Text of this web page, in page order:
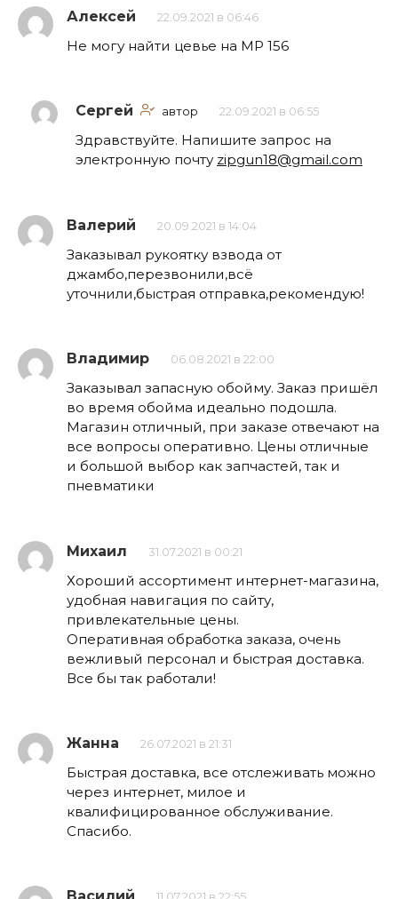
Алексей 22.09.2021 в 06:46
Не могу найти цевье на МР 156
Сергей автор 22.09.2021 в 06:55
Здравствуйте. Напишите запрос на
электронную почту zipgun18@gmail.com
Валерий 20.09.2021 в 14:04
Заказывал рукоятку взвода от
джамбо,перезвонили,всё
уточнили,быстрая отправка,рекомендую!
Владимир 06.08.2021 в 22:00
Заказывал запасную обойму. Заказ пришёл
во время обойма идеально подошла.
Магазин отличный, при заказе отвечают на
все вопросы оперативно. Цены отличные
и большой выбор как запчастей, так и
пневматики
Михаил 31.07.2021 в 00:21
Хороший ассортимент интернет-магазина,
удобная навигация по сайту,
привлекательные цены.
Оперативная обработка заказа, очень
вежливый персонал и быстрая доставка.
Все бы так работали!
Жанна 26.07.2021 в 21:31
Быстрая доставка, все отслеживать можно
через интернет, милое и
квалифицированное обслуживание.
Спасибо.